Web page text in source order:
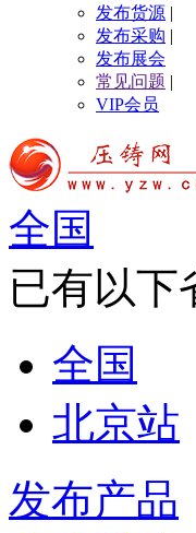
发布货源 |
发布采购 |
发布展会
常见问题 |
VIP会员
全国
已有以下
全国
北京站
发布产品